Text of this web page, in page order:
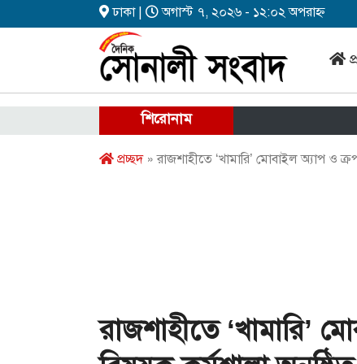
ঢাকা | অগাস্ট ৭, ২০২৬ - ১২:০২ অপরাহ্ন
শিরোনাম
প্রচ্ছদ» রাজশাহীতে ‘খামারি’ মোবাইল অ্যাপ ও
রাজশাহীতে ‘খামারি’